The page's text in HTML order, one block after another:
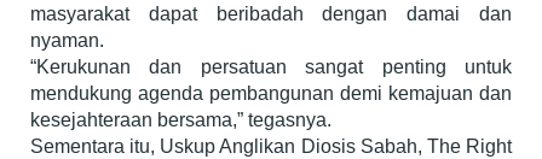
masyarakat dapat beribadah dengan damai dan
nyaman.
“Kerukunan dan persatuan sangat penting untuk
mendukung agenda pembangunan demi kemajuan dan
kesejahteraan bersama,” tegasnya.
Sementara itu, Uskup Anglikan Diosis Sabah, The Right